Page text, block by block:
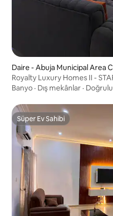
Daire - Abuja Municipal Area
Royalty Luxury Homes II -
enerjisi
Banyo · Dış mekânlar ·
Süper Ev Sahibi
Süper Ev Sahibi